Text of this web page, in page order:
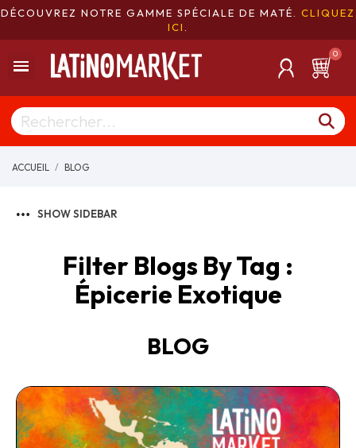
DÉCOUVREZ NOTRE GAMME SPÉCIALE DE MATÉ. CLIQUEZ
ICI
ACCUEIL BLOG
SHOW SIDEBAR
Filter Blogs By Tag :
Épicerie Exotique
BLOG